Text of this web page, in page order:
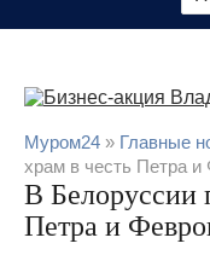
Муром24 » Главные
храм в честь Петра
В Белоруссии
Петра и